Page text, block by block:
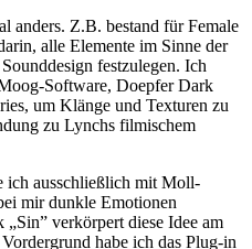
anders. Z.B. bestand fürFemale
alle Elemente im Sinne der
festzulegen. Ich
Software, Doepfer Dark
um Klänge und Texturen zu
zu Lynchs filmischem
ich ausschließlich mit Moll-
mir dunkle Emotionen
verkörpert diese Idee am
habe ich das Plug-in